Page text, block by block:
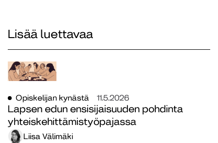
Lisää luettavaa
Opiskelijan kynästä 11.5.2026
Lapsen edun ensisijaisuuden pohdinta
yhteiskehittämistyöpajassa
Liisa Välimäki